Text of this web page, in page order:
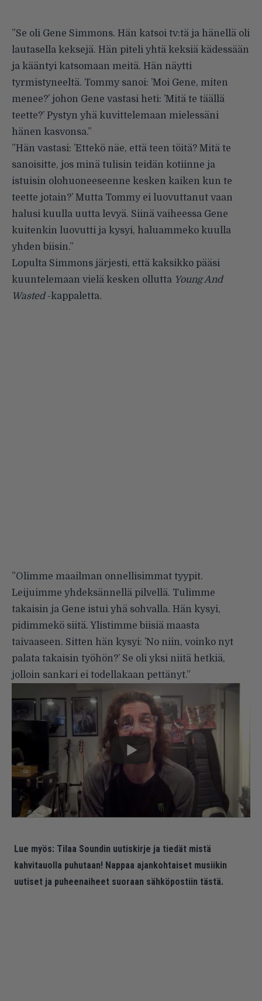
”Se oli Gene Simmons. Hän katsoi tv:tä ja hänellä oli
lautasella keksejä. Hän piteli yhtä keksiä kädessään
ja kääntyi katsomaan meitä. Hän näytti
tyrmistyneeltä. Tommy sanoi: ’Moi Gene, miten
menee?’ johon Gene vastasi heti: ’Mitä te täällä
teette?’ Pystyn yhä kuvittelemaan mielessäni
hänen kasvonsa.”
”Hän vastasi: ’Ettekö näe, että teen töitä? Mitä te
sanoisitte, jos minä tulisin teidän kotiinne ja
istuisin olohuoneeseenne kesken kaiken kun te
teette jotain?’ Mutta Tommy ei luovuttanut vaan
halusi kuulla uutta levyä. Siinä vaiheessa Gene
kuitenkin luovutti ja kysyi, haluammeko kuulla
yhden biisin.”
Lopulta Simmons järjesti, että kaksikko pääsi
kuuntelemaan vielä kesken ollutta Young And
Wasted-kappaletta.
”Olimme maailman onnellisimmat tyypit.
Leijuimme yhdeksännellä pilvellä. Tulimme
takaisin ja Gene istui yhä sohvalla. Hän kysyi,
pidimmekö siitä. Ylistimme biisiä maasta
taivaaseen. Sitten hän kysyi: ’No niin, voinko nyt
palata takaisin työhön?’ Se oli yksi niitä hetkiä,
jolloin sankari ei todellakaan pettänyt.”
Lue myös: Tilaa Soundin uutiskirje ja tiedät mistä
kahvitauolla puhutaan! Nappaa ajankohtaiset musiikin
uutiset ja puheenaiheet suoraan sähköpostiin tästä.